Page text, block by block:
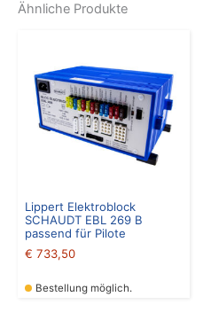
Ähnliche Produkte
Lippert Elektroblock
SCHAUDT EBL 269 B
passend für Pilote
€ 733,50
Bestellung möglich.